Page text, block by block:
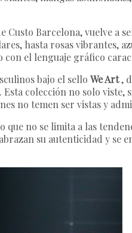
Custo Barcelona, ​​vuelve a
hasta rosas vibrantes,
el lenguaje gráfico
bajo el sello We Art,
colección no solo
no temen ser vistas y
que no se limita a las
su autenticidad y